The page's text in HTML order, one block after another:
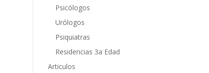
Psicólogos
Urólogos
Psiquiatras
Residencias 3a Edad
Articulos